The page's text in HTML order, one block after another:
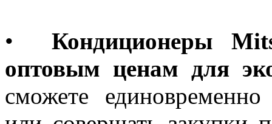
• Кондиционеры
оптовым ценам для
сможете